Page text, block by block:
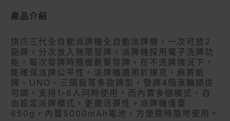
產品介紹
快爪三代全自動派牌機全自動派牌機，一次可放2
副牌，分次放入無限發牌。派牌機採用電子洗牌功
能，每次發牌時隨機數量發牌，在不洗牌情況下，
能確保派牌公平性。派牌機適用於撲克、麻將紙
牌、UNO、三國殺等多款牌型，發牌4個滾輪順逆
可調，支持1-8人同時使用，而內置多個模式，自
由設定派牌模式，更靈活彈性。派牌機僅重
650g，內置5000mAh電池，方便隨時隨地使用。